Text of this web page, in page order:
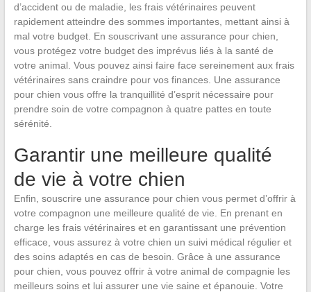
d’accident ou de maladie, les frais vétérinaires peuvent
rapidement atteindre des sommes importantes, mettant ainsi à
mal votre budget. En souscrivant une assurance pour chien,
vous protégez votre budget des imprévus liés à la santé de
votre animal. Vous pouvez ainsi faire face sereinement aux frais
vétérinaires sans craindre pour vos finances. Une assurance
pour chien vous offre la tranquillité d’esprit nécessaire pour
prendre soin de votre compagnon à quatre pattes en toute
sérénité.
Garantir une meilleure qualité
de vie à votre chien
Enfin, souscrire une assurance pour chien vous permet d’offrir à
votre compagnon une meilleure qualité de vie. En prenant en
charge les frais vétérinaires et en garantissant une prévention
efficace, vous assurez à votre chien un suivi médical régulier et
des soins adaptés en cas de besoin. Grâce à une assurance
pour chien, vous pouvez offrir à votre animal de compagnie les
meilleurs soins et lui assurer une vie saine et épanouie. Votre